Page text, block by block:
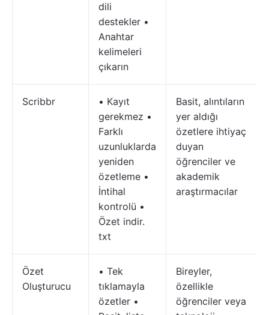
dili
destekler •
Anahtar
kelimeleri
çıkarın
Scribbr
• Kayıt
gerekmez •
Farklı
uzunluklarda
yeniden
özetleme •
İntihal
kontrolü •
Özet indir.
txt
Basit, alıntıların
yer aldığı
özetlere ihtiyaç
duyan
öğrenciler ve
akademik
araştırmacılar
Özet
Oluşturucu
• Tek
tıklamayla
özetler •
Bireyler,
özellikle
öğrenciler veya